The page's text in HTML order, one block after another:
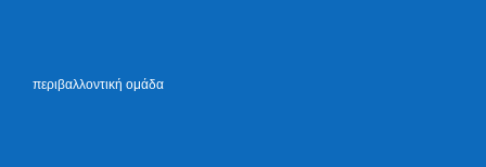
περιβαλλοντική ομάδα